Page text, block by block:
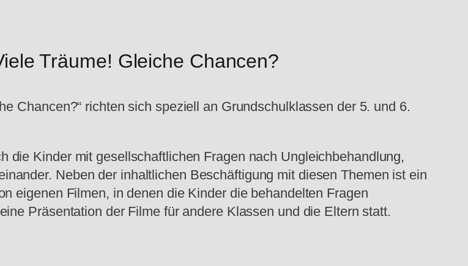
Träume! Gleiche Chancen?
Chancen?“ richten sich speziell an Grundschulklassen der 5. und 6.
die Kinder mit gesellschaftlichen Fragen nach Ungleichbehandlung,
Neben der inhaltlichen Beschäftigung mit diesen Themen ist ein
eigenen Filmen, in denen die Kinder die behandelten Fragen
Präsentation der Filme für andere Klassen und die Eltern statt.